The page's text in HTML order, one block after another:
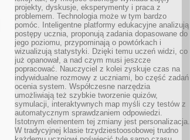
projekty, dyskusje, eksperymenty i praca z
problemem. Technologia może w tym bardzo
pomóc. Inteligentne platformy edukacyjne analizują
postępy ucznia, proponują zadania dopasowane do
jego poziomu, przypominają o powtórkach i
wizualizują statystyki. Dzięki temu uczeń widzi, co
już opanował, a nad czym musi jeszcze
popracować. Nauczyciel z kolei zyskuje czas na
indywidualne rozmowy z uczniami, bo część zadań
ocenia system. Współczesne narzędzia
umożliwiają też szybkie tworzenie quizów,
symulacji, interaktywnych map myśli czy testów z
automatycznym sprawdzaniem odpowiedzi.
Istotnym elementem tej zmiany jest personalizacja.
W tradycyjnej klasie trzydziestoosobowej trudno